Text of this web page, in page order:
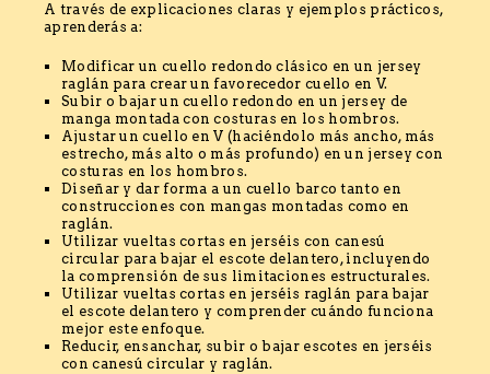
A través de explicaciones claras y ejemplos prácticos,
aprenderás a:
Modificar un cuello redondo clásico en un jersey
raglán para crear un favorecedor cuello en V.
Subir o bajar un cuello redondo en un jersey de
manga montada con costuras en los hombros.
Ajustar un cuello en V (haciéndolo más ancho, más
estrecho, más alto o más profundo) en un jersey con
costuras en los hombros.
Diseñar y dar forma a un cuello barco tanto en
construcciones con mangas montadas como en
raglán.
Utilizar vueltas cortas en jerséis con canesú
circular para bajar el escote delantero, incluyendo
la comprensión de sus limitaciones estructurales.
Utilizar vueltas cortas en jerséis raglán para bajar
el escote delantero y comprender cuándo funciona
mejor este enfoque.
Reducir, ensanchar, subir o bajar escotes en jerséis
con canesú circular y raglán.